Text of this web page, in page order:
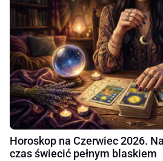
Horoskop na Czerwiec 2026.
czas świecić pełnym blaskiem